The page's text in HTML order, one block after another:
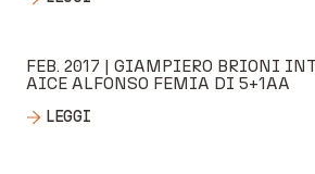
FEB. 2017 | GIAMPIERO BRIONI
AICE ALFONSO FEMIA DI 5+1AA
LEGGI